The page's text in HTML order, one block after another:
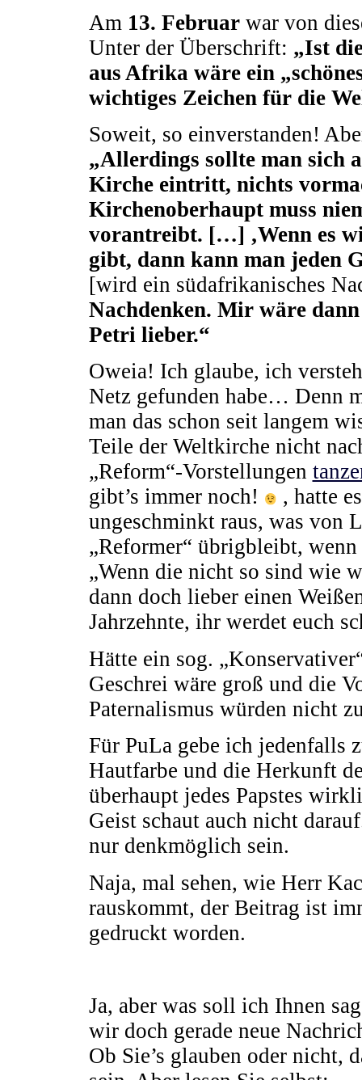
Am 13. Februarwar von
Unter der Überschrift: „Ist
aus Afrika wäre ein
wichtiges Zeichen für die
Soweit, so einverstanden!
„Allerdings sollte man sich
Kirche eintritt, nichts
Kirchenoberhaupt muss
vorantreibt. […] ‚Wenn es
gibt, dann kann man jeden
[wird ein südafrikanisches
Nachdenken. Mir wäre
Petri lieber.“
Oweia! Ich glaube, ich
Netz gefunden habe… Denn
man das schon seit langem
Teile der Weltkirche nicht
„Reform“-Vorstellungen
gibt’s immer noch!
, hatte
ungeschminkt raus, was von
„Reformer“ übrigbleibt,
„Wenn die nicht so sind wie
dann doch lieber einen
Jahrzehnte, ihr werdet euch
Hätte ein sog.
Geschrei wäre groß und die
Paternalismus würden nicht
Für PuLa gebe ich jedenfalls
Hautfarbe und die Herkunft
überhaupt jedes Papstes
Geist schaut auch nicht
nur denkmöglich sein.
Naja, mal sehen, wie Herr
rauskommt, der Beitrag ist
gedruckt worden.
Ja, aber was soll ich Ihnen
wir doch gerade neue
Ob Sie’s glauben oder nicht,